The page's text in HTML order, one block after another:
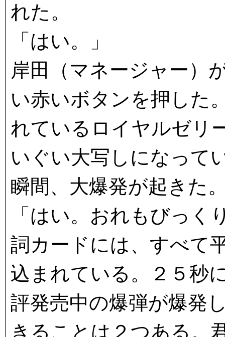
れた。
「はい。」
岸田（マネージャー）
い赤いボタンを押した
れているロイヤルゼリ
いぐい大写しになって
瞬間、大爆発が起きた
「はい。おれもびっく
詞カードには、すべて
込まれている。２５秒
評発売中の爆弾が爆発
きることは２つある。